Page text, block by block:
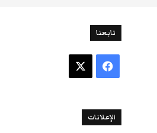
تابعنا
فيسبوك
الإعلانات